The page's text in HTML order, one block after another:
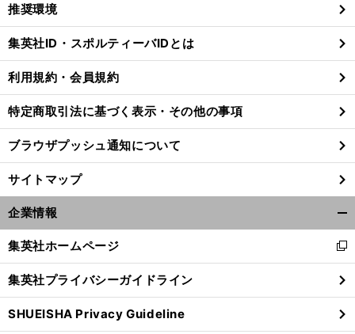
閉
る
推奨環境
集英社ID・スポルティーバIDとは
利用規約・会員規約
特定商取引法に基づく表示・その他の事項
ブラウザプッシュ通知について
サイトマップ
企業情報
閉
る
集英社ホームページ
新
し
い
ウ
ィ
集英社プライバシーガイドライン
SHUEISHA Privacy Guideline